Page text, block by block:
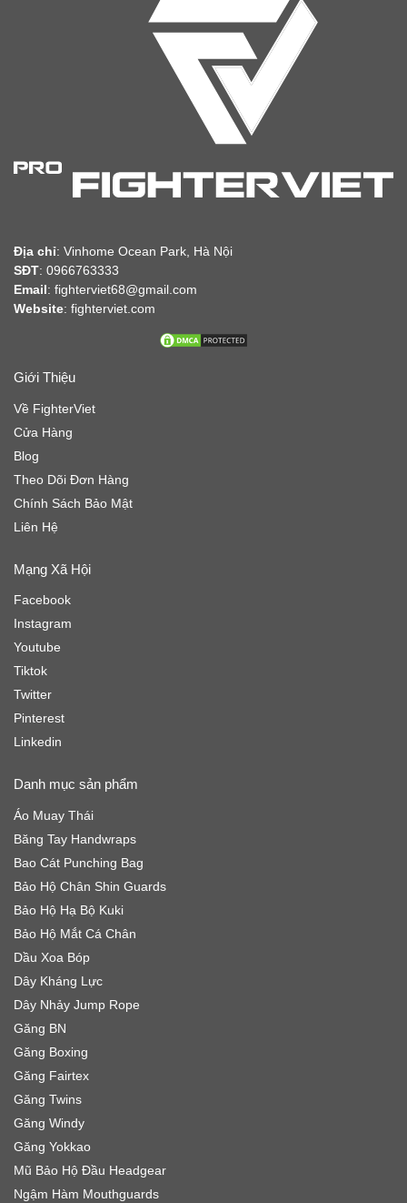
Địa chỉ: Vinhome Ocean Park, Hà Nội
SĐT: 0966763333
Email: fighterviet68@gmail.com
Website: fighterviet.com
Giới Thiệu
Về FighterViet
Cửa Hàng
Blog
Theo Dõi Đơn Hàng
Chính Sách Bảo Mật
Liên Hệ
Mạng Xã Hội
Facebook
Instagram
Youtube
Tiktok
Twitter
Pinterest
Linkedin
Danh mục sản phẩm
Áo Muay Thái
Băng Tay Handwraps
Bao Cát Punching Bag
Bảo Hộ Chân Shin Guards
Bảo Hộ Hạ Bộ Kuki
Bảo Hộ Mắt Cá Chân
Dầu Xoa Bóp
Dây Kháng Lực
Dây Nhảy Jump Rope
Găng BN
Găng Boxing
Găng Fairtex
Găng Twins
Găng Windy
Găng Yokkao
Mũ Bảo Hộ Đầu Headgear
Ngậm Hàm Mouthguards